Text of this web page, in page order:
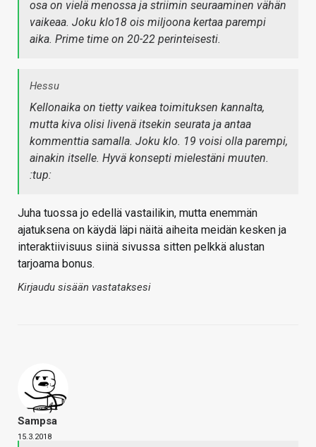
osa on vielä menossa ja striimin seuraaminen vähän
vaikeaa. Joku klo18 ois miljoona kertaa parempi
aika. Prime time on 20-22 perinteisesti.
Hessu
Kellonaika on tietty vaikea toimituksen kannalta,
mutta kiva olisi livenä itsekin seurata ja antaa
kommenttia samalla. Joku klo. 19 voisi olla parempi,
ainakin itselle. Hyvä konsepti mielestäni muuten.
:tup:
Juha tuossa jo edellä vastailikin, mutta enemmän
ajatuksena on käydä läpi näitä aiheita meidän kesken ja
interaktiivisuus siinä sivussa sitten pelkkä alustan
tarjoama bonus.
Kirjaudu sisään vastataksesi
Sampsa
15.3.2018